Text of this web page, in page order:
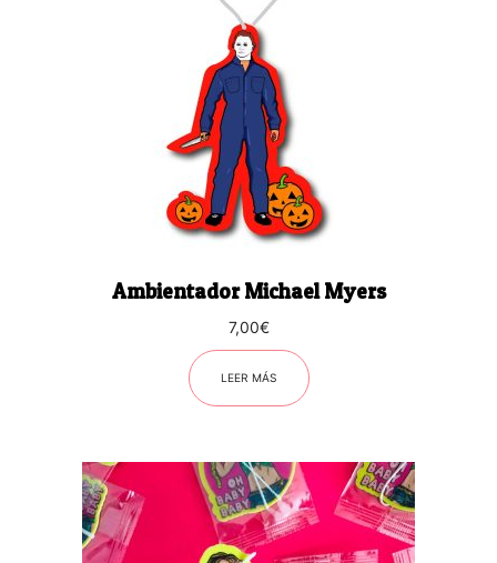
Ambientador Michael Myers
7,00€
LEER MÁS